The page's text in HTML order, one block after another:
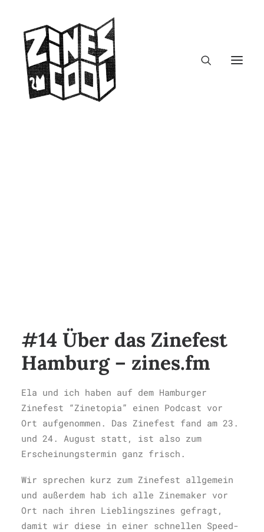
#14 Über das Zinefest
Hamburg – zines.fm
Ela und ich haben auf dem Hamburger
Zinefest “Zinetopia” einen Podcast vor
Ort aufgenommen. Das Zinefest fand am 23.
und 24. August statt, ist also zum
Erscheinungstermin ganz frisch.
Wir sprechen kurz zum Zinefest allgemein
und außerdem hab ich alle Zinemaker vor
Ort nach ihren Lieblingszines gefragt,
damit wir diese in einer schnellen Speed-